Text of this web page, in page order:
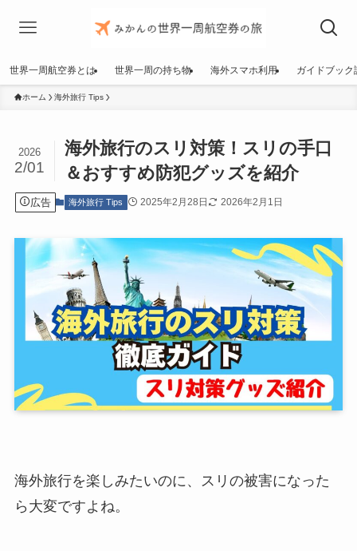
世界一周航空券とは 世界一周の持ち物 海外スマホ利用 ガイドブック
ホーム 海外旅行 Tips
海外旅行のスリ対策！スリの手口
＆おすすめ防犯グッズを紹介
2026
2/01
広告 海外旅行 Tips 2025年2月28日 2026年2月1日
海外旅行を楽しみたいのに、スリの被害になった
ら大変ですよね。